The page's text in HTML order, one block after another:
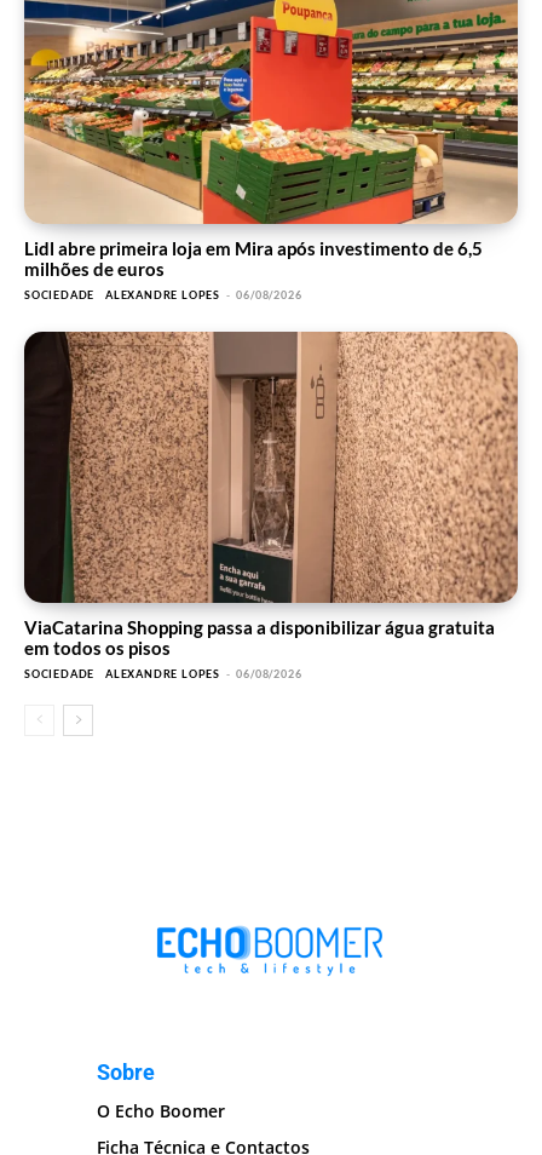
Lidl abre primeira loja em Mira após investimento de 6,5
milhões de euros
SOCIEDADE ALEXANDRE LOPES - 06/08/2026
ViaCatarina Shopping passa a disponibilizar água gratuita
em todos os pisos
SOCIEDADE ALEXANDRE LOPES - 06/08/2026
Sobre
O Echo Boomer
Ficha Técnica e Contactos